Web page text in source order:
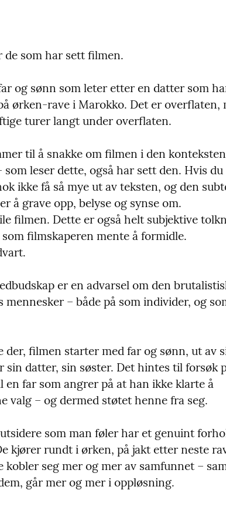
de som har sett filmen.
og sønn som leter etter en datter som
ørken-rave i Marokko. Det er overflaten,
turer langt under overflaten.
til å snakke om filmen i den
leser dette, også har sett den. Hvis du
ikke få så mye ut av teksten, og den
å grave opp, belyse og synse om.
filmen. Dette er også helt subjektive
filmskaperen mente å formidle.
er en advarsel om den
mennesker – både på som individer, og
der, filmen starter med far og sønn, ut av
sin datter, sin søster. Det hintes til forsøk
far som angrer på at han ikke klarte å
valg – og dermed støtet henne fra seg.
som man føler har et genuint
kjører rundt i ørken, på jakt etter neste
seg mer og mer av samfunnet –
går mer og mer i oppløsning.